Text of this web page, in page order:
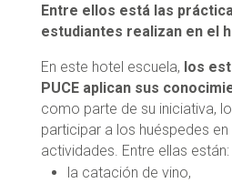
Entre ellos está las
estudiantes realizan en el
En este hotel escuela, los
PUCE aplican sus
como parte de su iniciativa,
participar a los huéspedes
actividades. Entre ellas están:
la catación de vino,